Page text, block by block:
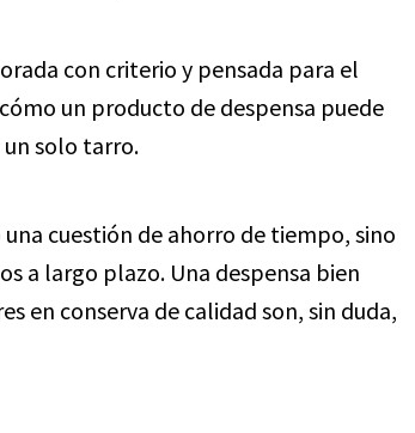
con criterio y pensada para el
un producto de despensa puede
solo tarro.
cuestión de ahorro de tiempo, sino
a largo plazo. Una despensa bien
en conserva de calidad son, sin duda,